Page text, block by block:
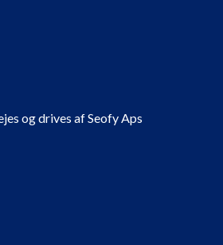
og drives af Seofy Aps